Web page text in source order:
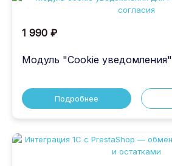
1 990 ₽
Модуль "Cookie уведомления"
Подробнее